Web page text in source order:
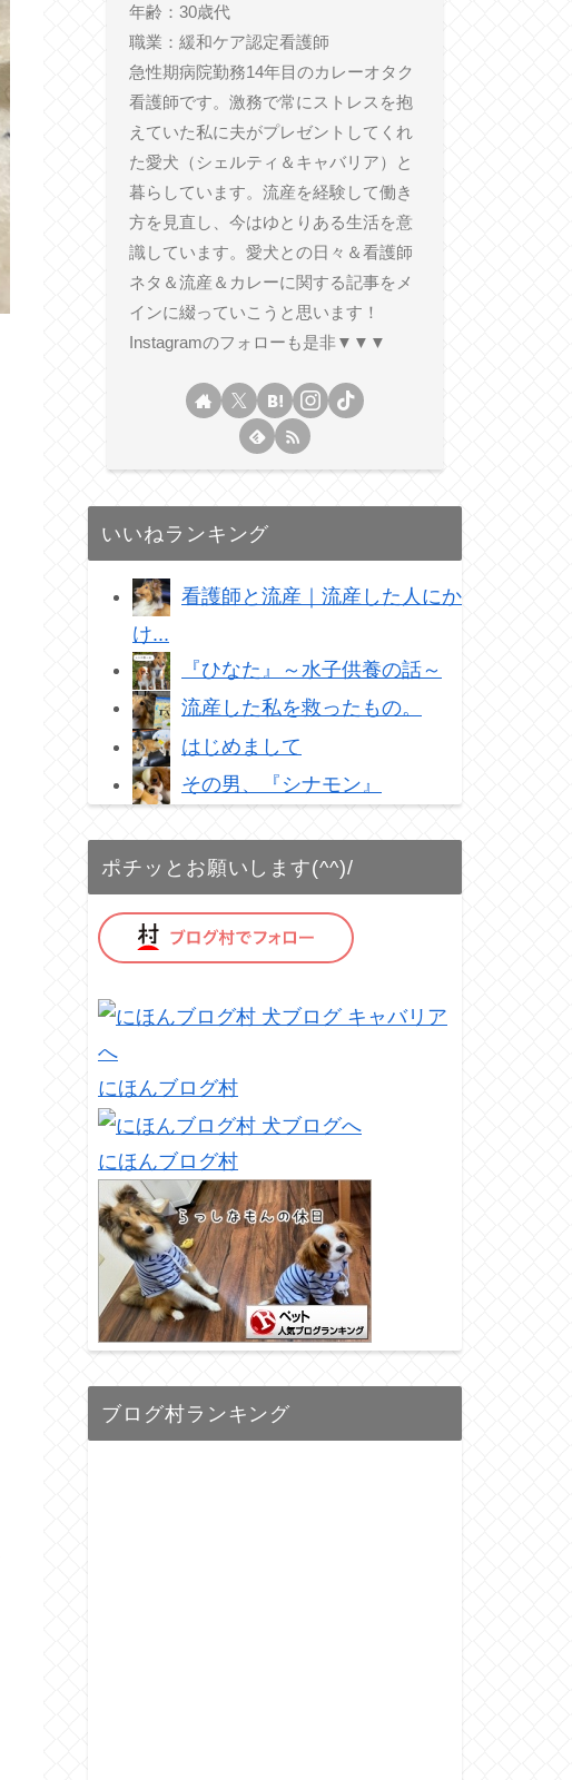
年齢：30歳代
職業：緩和ケア認定看護師
急性期病院勤務14年目のカレーオタク
看護師です。激務で常にストレスを抱
えていた私に夫がプレゼントしてくれ
た愛犬（シェルティ＆キャバリア）と
暮らしています。流産を経験して働き
方を見直し、今はゆとりある生活を意
識しています。愛犬との日々＆看護師
ネタ＆流産＆カレーに関する記事をメ
インに綴っていこうと思います！
Instagramのフォローも是非▼▼▼
いいねランキング
看護師と流産｜流産した人にか
け...
『ひなた』～水子供養の話～
流産した私を救ったもの。
はじめまして
その男、『シナモン』
ポチッとお願いします(^^)/
にほんブログ村
にほんブログ村
ブログ村ランキング